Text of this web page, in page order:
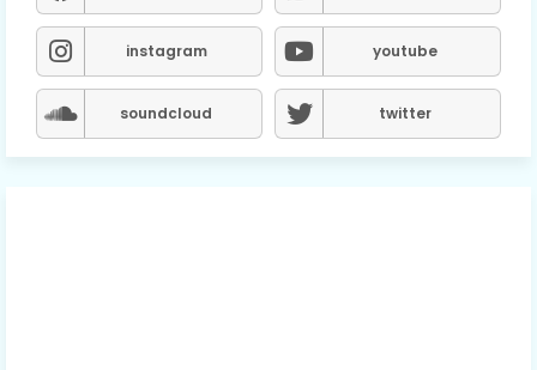
instagram youtube
soundcloud twitter